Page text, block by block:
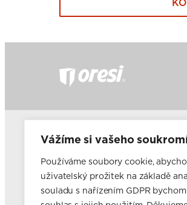
Vážíme si vašeho
Používáme soubory cookie,
uživatelský prožitek na základě
souladu s nařízením GDPR
Často kladené dotazy
Nabídka pro developery
Nabídka pro majitele a
Franšízing
Volná pracovní místa
Blog
Novinky